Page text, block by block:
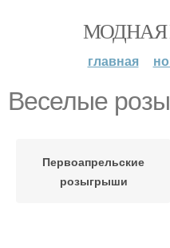
МОДНАЯ
главная
Веселые
Первоапрельские
розыгрыши